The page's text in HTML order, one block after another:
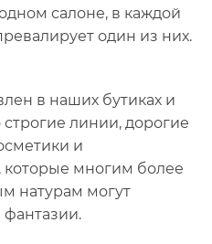
салоне, в каждой
один из них.
в наших бутиках и
линии, дорогие
и
многим более
натурам могут